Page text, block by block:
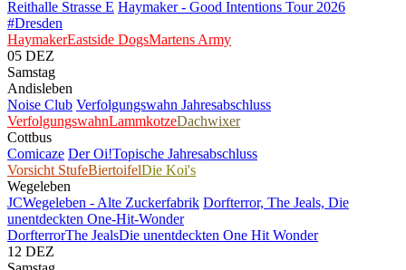
Reithalle Strasse E Haymaker - Good Intentions Tour 2026
#Dresden
HaymakerEastside DogsMartens Army
05 DEZ
Samstag
Andisleben
Noise Club Verfolgungswahn Jahresabschluss
VerfolgungswahnLammkotzeDachwixer
Cottbus
Comicaze Der Oi!Topische Jahresabschluss
Vorsicht StufeBiertoifelDie Koi's
Wegeleben
JCWegeleben - Alte Zuckerfabrik Dorfterror, The Jeals, Die
unentdeckten One-Hit-Wonder
DorfterrorThe JealsDie unentdeckten One Hit Wonder
12 DEZ